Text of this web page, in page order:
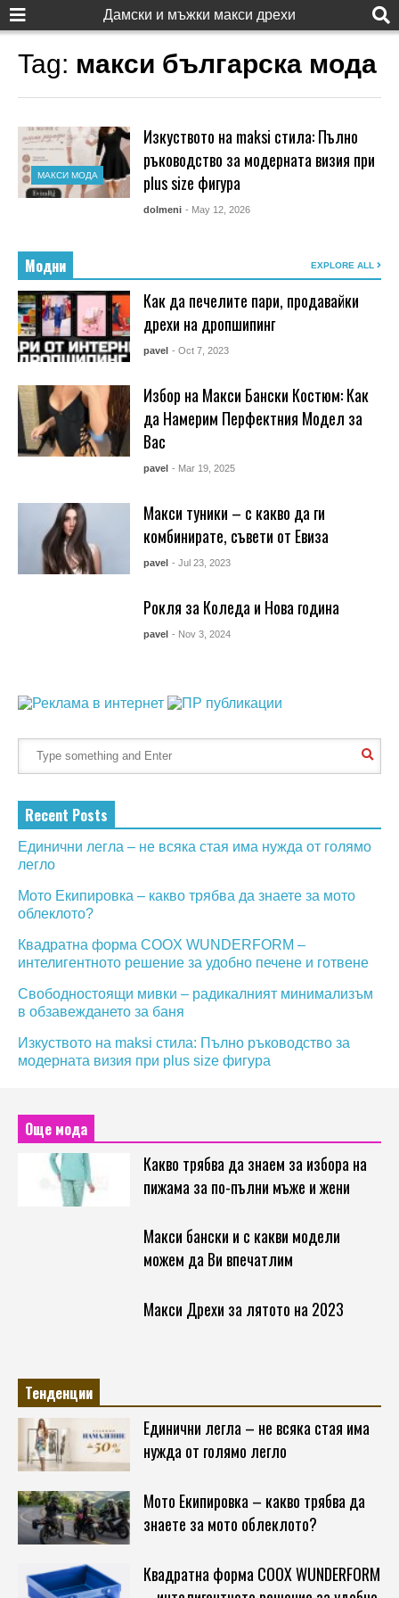
Дамски и мъжки макси дрехи
Tag: макси българска мода
МАКСИ МОДА
Изкуството на maksi стила: Пълно
ръководство за модерната визия при
plus size фигура
dolmeni - May 12, 2026
Модни EXPLORE ALL
Как да печелите пари, продавайки
дрехи на дропшипинг
pavel - Oct 7, 2023
Избор на Макси Бански Костюм: Как
да Намерим Перфектния Модел за
Вас
pavel - Mar 19, 2025
Макси туники – с какво да ги
комбинирате, съвети от Евиза
pavel - Jul 23, 2023
Рокля за Коледа и Нова година
pavel - Nov 3, 2024
Recent Posts
Единични легла – не всяка стая има нужда от голямо
легло
Мото Екипировка – какво трябва да знаете за мото
облеклото?
Квадратна форма COOX WUNDERFORM –
интелигентното решение за удобно печене и готвене
Свободностоящи мивки – радикалният минимализъм
в обзавеждането за баня
Изкуството на maksi стила: Пълно ръководство за
модерната визия при plus size фигура
Още мода
Какво трябва да знаем за избора на
пижама за по-пълни мъже и жени
Макси бански и с какви модели
можем да Ви впечатлим
Макси Дрехи за лятото на 2023
Тенденции
Единични легла – не всяка стая има
нужда от голямо легло
Мото Екипировка – какво трябва да
знаете за мото облеклото?
Квадратна форма COOX WUNDERFORM